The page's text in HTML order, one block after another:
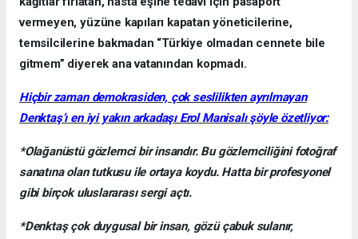
vermeyen, yüzüne kapıları kapatan yöneticilerine,
temsilcilerine bakmadan “Türkiye olmadan cennete bile
gitmem” diyerek ana vatanından kopmadı.
Hiçbir zaman demokrasiden, çok seslilikten ayrılmayan
Denktaş’ı en iyi yakın arkadaşı Erol Manisalı şöyle özetliyor:
*Olağanüstü gözlemci bir insandır. Bu gözlemciliğini fotoğraf
sanatına olan tutkusu ile ortaya koydu. Hatta bir profesyonel
gibi birçok uluslararası sergi açtı.
*Denktaş çok duygusal bir insan, gözü çabuk sulanır,